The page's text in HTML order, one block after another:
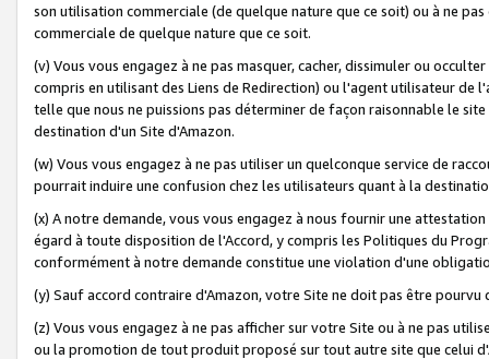
son utilisation commerciale (de quelque nature que ce soit) ou à ne
commerciale de quelque nature que ce soit.
(v) Vous vous engagez à ne pas masquer, cacher, dissimuler ou
compris en utilisant des Liens de Redirection) ou l'agent utilisateur
telle que nous ne puissions pas déterminer de façon raisonnable le
destination d'un Site d'Amazon.
(w) Vous vous engagez à ne pas utiliser un quelconque service de
pourrait induire une confusion chez les utilisateurs quant à la
(x) A notre demande, vous vous engagez à nous fournir une
égard à toute disposition de l'Accord, y compris les Politiques du
conformément à notre demande constitue une violation d'une
(y) Sauf accord contraire d'Amazon, votre Site ne doit pas être
(z) Vous vous engagez à ne pas afficher sur votre Site ou à ne pas
ou la promotion de tout produit proposé sur tout autre site que celui